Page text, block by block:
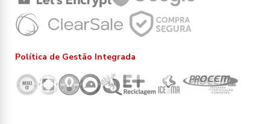
Política de Gestão Integrada